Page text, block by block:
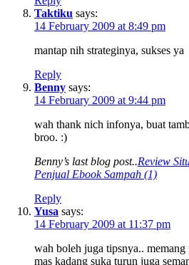
Taktiku says:
14 February 2009 at 8:49 pm
mantap nih strateginya, sukses ya
Reply
Benny says:
14 February 2009 at 9:44 pm
wah thank nich infonya, buat
broo. :)
Benny’s last blog post..Review
Penjual Ebook Sampah (1)
Reply
Yusa says:
14 February 2009 at 11:37 pm
wah boleh juga tipsnya..
mas kadang suka turun juga